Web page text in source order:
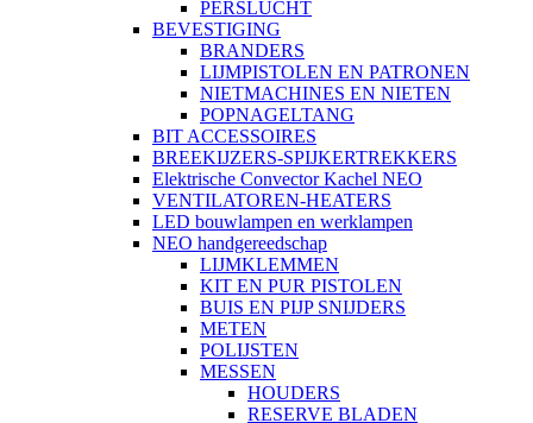
PERSLUCHT
BEVESTIGING
BRANDERS
LIJMPISTOLEN EN PATRONEN
NIETMACHINES EN NIETEN
POPNAGELTANG
BIT ACCESSOIRES
BREEKIJZERS-SPIJKERTREKKERS
Elektrische Convector Kachel NEO
VENTILATOREN-HEATERS
LED bouwlampen en werklampen
NEO handgereedschap
LIJMKLEMMEN
KIT EN PUR PISTOLEN
BUIS EN PIJP SNIJDERS
METEN
POLIJSTEN
MESSEN
HOUDERS
RESERVE BLADEN